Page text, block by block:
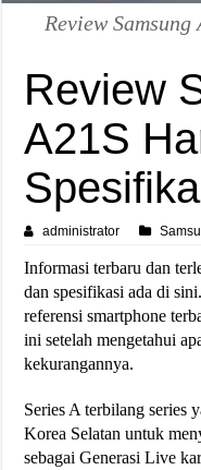
Review
Review
A21S
administrator
Informasi terbaru dan
dan spesifikasi ada di
referensi smartphone
ini setelah mengetahui
kekurangannya.
Series A terbilang series
Korea Selatan untuk
sebagai Generasi Live